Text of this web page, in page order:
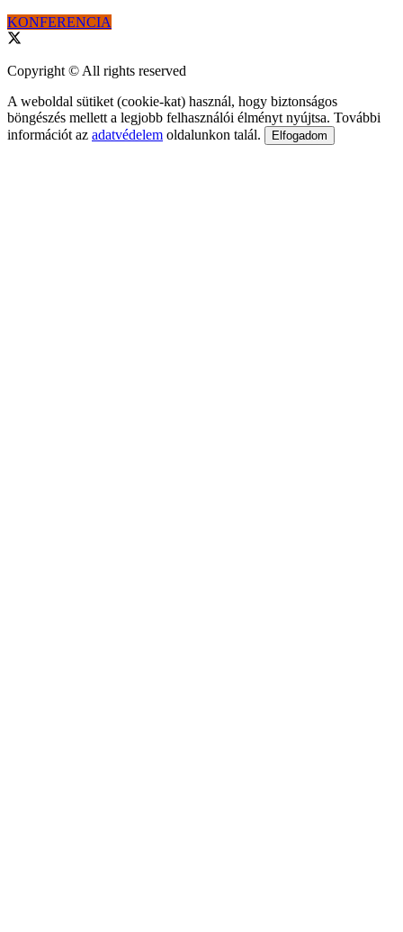
KONFERENCIA
Copyright © All rights reserved
A weboldal sütiket (cookie-kat) használ, hogy biztonságos
böngészés mellett a legjobb felhasználói élményt nyújtsa. További
információt az adatvédelem oldalunkon talál. Elfogadom